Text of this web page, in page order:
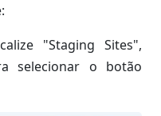
"Staging Sites",
selecionar o botão